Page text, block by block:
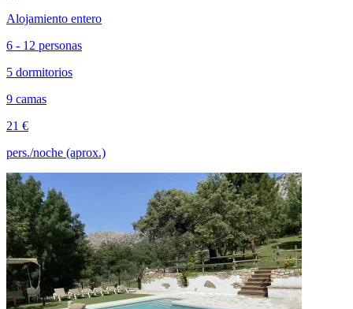
Alojamiento entero
6 - 12 personas
5 dormitorios
9 camas
21 €
pers./noche (aprox.)